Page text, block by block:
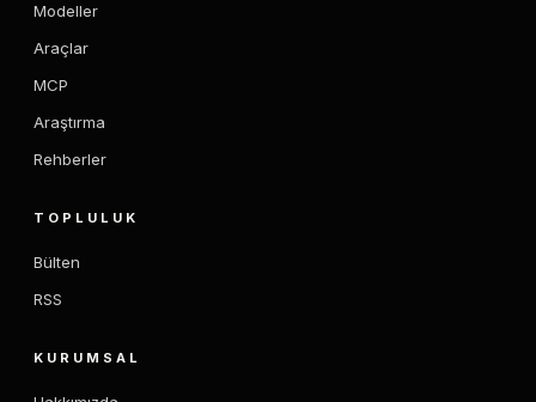
Modeller
Araçlar
MCP
Araştırma
Rehberler
TOPLULUK
Bülten
RSS
KURUMSAL